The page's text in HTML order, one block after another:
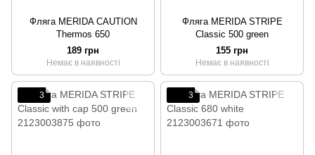
Фляга MERIDA CAUTION
Thermos 650
189 грн
Немає в наявності
Фляга MERIDA STRIPE
Classic 500 green
155 грн
Немає в наявності
3 3